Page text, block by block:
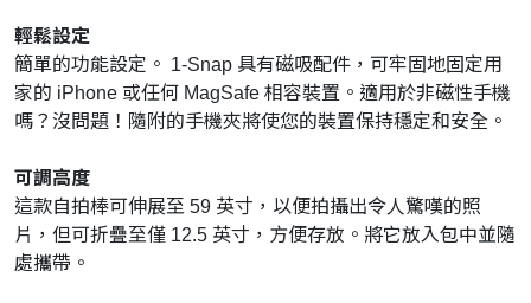
輕鬆設定
簡單的功能設定。 1-Snap 具有磁吸配件，可牢固地固定用
家的 iPhone 或任何 MagSafe 相容裝置。適用於非磁性手機
嗎？沒問題！隨附的手機夾將使您的裝置保持穩定和安全。
可調高度
這款自拍棒可伸展至 59 英寸，以便拍攝出令人驚嘆的照
片，但可折疊至僅 12.5 英寸，方便存放。將它放入包中並隨
處攜帶。